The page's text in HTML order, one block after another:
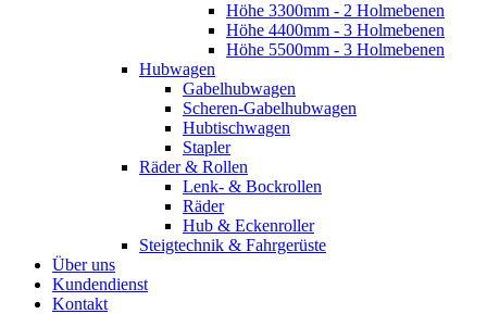
Höhe 3300mm - 2 Holmebenen
Höhe 4400mm - 3 Holmebenen
Höhe 5500mm - 3 Holmebenen
Hubwagen
Gabelhubwagen
Scheren-Gabelhubwagen
Hubtischwagen
Stapler
Räder & Rollen
Lenk- & Bockrollen
Räder
Hub & Eckenroller
Steigtechnik & Fahrgerüste
Über uns
Kundendienst
Kontakt